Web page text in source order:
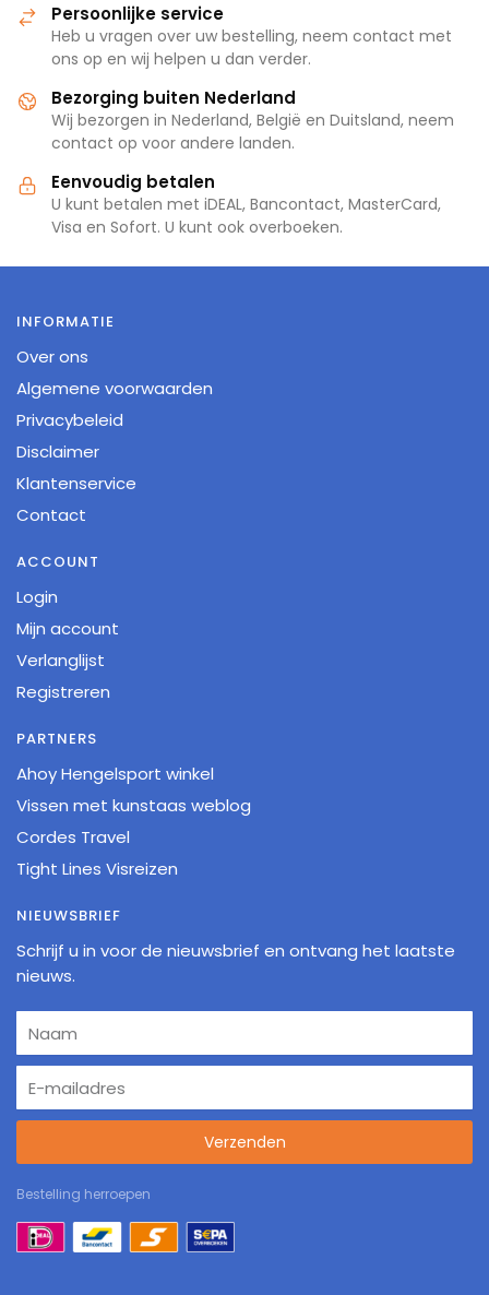
Persoonlijke service
Heb u vragen over uw bestelling, neem contact met
ons op en wij helpen u dan verder.
Bezorging buiten Nederland
Wij bezorgen in Nederland, België en Duitsland, neem
contact op voor andere landen.
Eenvoudig betalen
U kunt betalen met iDEAL, Bancontact, MasterCard,
Visa en Sofort. U kunt ook overboeken.
INFORMATIE
Over ons
Algemene voorwaarden
Privacybeleid
Disclaimer
Klantenservice
Contact
ACCOUNT
Login
Mijn account
Verlanglijst
Registreren
PARTNERS
Ahoy Hengelsport winkel
Vissen met kunstaas weblog
Cordes Travel
Tight Lines Visreizen
NIEUWSBRIEF
Schrijf u in voor de nieuwsbrief en ontvang het laatste
nieuws.
Verzenden
Bestelling herroepen